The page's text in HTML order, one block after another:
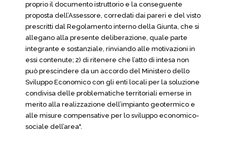
proprio il documento istruttorio e la conseguente
proposta dell’Assessore, corredati dai pareri e del visto
prescritti dal Regolamento interno della Giunta, che si
allegano alla presente deliberazione, quale parte
integrante e sostanziale, rinviando alle motivazioni in
essi contenute; 2) di ritenere che l’atto di intesa non
può prescindere da un accordo del Ministero dello
Sviluppo Economico con gli enti locali per la soluzione
condivisa delle problematiche territoriali emerse in
merito alla realizzazione dell’impianto geotermico e
alle misure compensative per lo sviluppo economico-
sociale dell’area".